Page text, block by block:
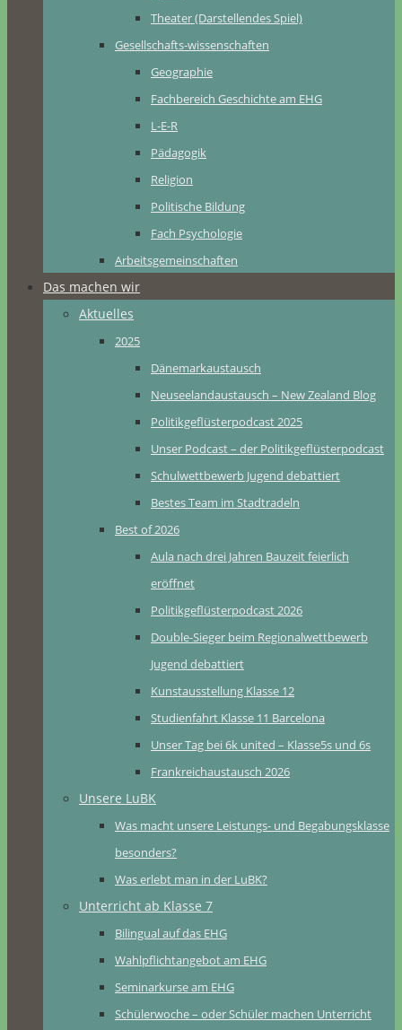
Theater (Darstellendes Spiel)
Gesellschafts-wissenschaften
Geographie
Fachbereich Geschichte am EHG
L-E-R
Pädagogik
Religion
Politische Bildung
Fach Psychologie
Arbeitsgemeinschaften
Das machen wir
Aktuelles
2025
Dänemarkaustausch
Neuseelandaustausch – New Zealand Blog
Politikgeflüsterpodcast 2025
Unser Podcast – der Politikgeflüsterpodcast
Schulwettbewerb Jugend debattiert
Bestes Team im Stadtradeln
Best of 2026
Aula nach drei Jahren Bauzeit feierlich
eröffnet
Politikgeflüsterpodcast 2026
Double-Sieger beim Regionalwettbewerb
Jugend debattiert
Kunstausstellung Klasse 12
Studienfahrt Klasse 11 Barcelona
Unser Tag bei 6k united – Klasse5s und 6s
Frankreichaustausch 2026
Unsere LuBK
Was macht unsere Leistungs- und Begabungsklasse
besonders?
Was erlebt man in der LuBK?
Unterricht ab Klasse 7
Bilingual auf das EHG
Wahlpflichtangebot am EHG
Seminarkurse am EHG
Schülerwoche – oder Schüler machen Unterricht